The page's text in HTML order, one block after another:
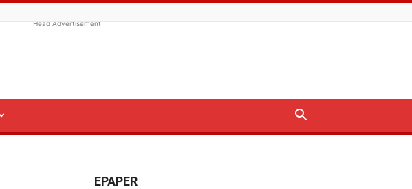
Head Advertisement
EPAPER